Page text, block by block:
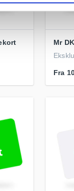
Mr
Fra